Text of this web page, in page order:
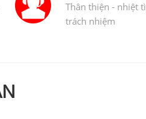
Thân thiện - nhiệt
trách nhiệm